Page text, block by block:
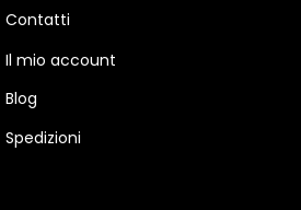
Contatti
Il mio account
Blog
Spedizioni